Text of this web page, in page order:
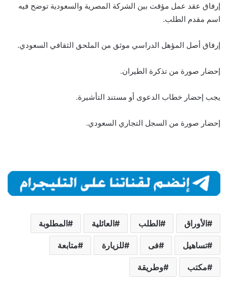
إرفاق عقد عمل مؤقت بين الشركة المصرية والسعودية توضح فيه
اسم مقدم الطلب.
إرفاق أصل المؤهل الدراسي موثق من الملحق الثقافي السعودي.
إحضار صورة من تذكرة الطيران.
يجب إحضار خطاب الدعوى أو مستند التأشيرة.
إحضار صورة من السجل التجاري السعودي.
الأوراق الطلب العائلية المطلوبة
تساهيل فى للزيارة متابعة
مكتب وطريقة